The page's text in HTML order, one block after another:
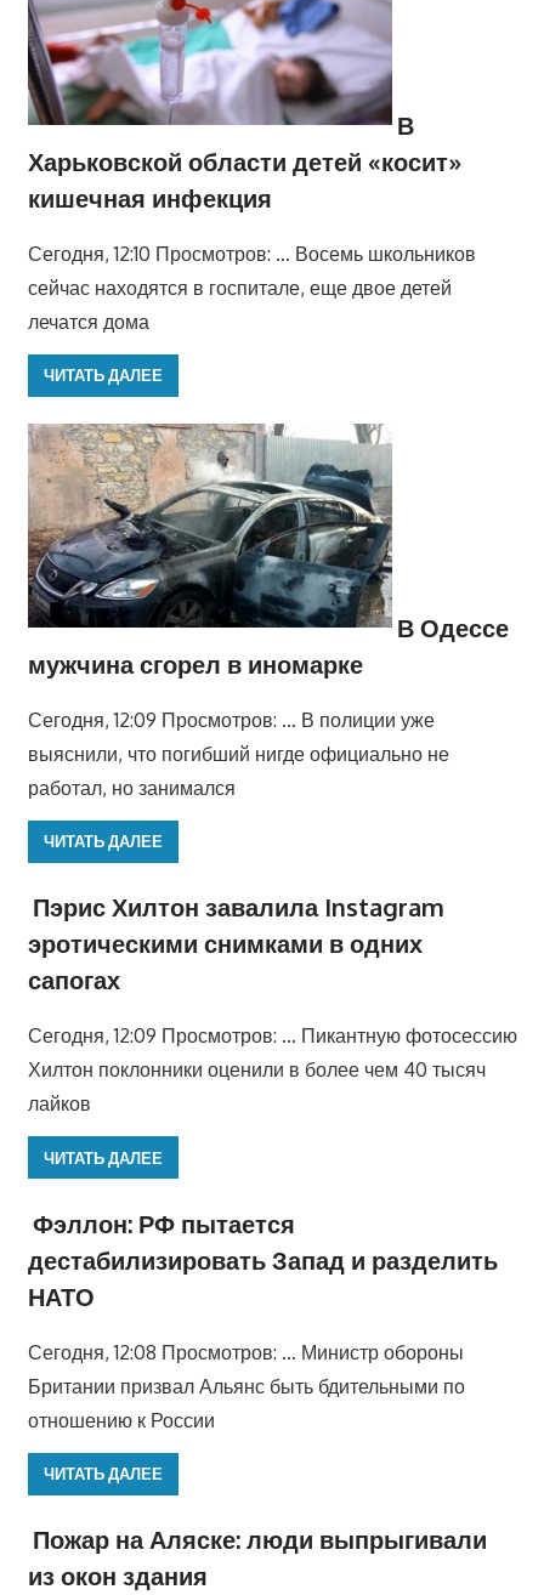
В
Харьковской области детей «косит»
кишечная инфекция
Сегодня, 12:10 Просмотров: … Восемь школьников
сейчас находятся в госпитале, еще двое детей
лечатся дома
ЧИТАТЬ ДАЛЕЕ
В Одессе
мужчина сгорел в иномарке
Сегодня, 12:09 Просмотров: … В полиции уже
выяснили, что погибший нигде официально не
работал, но занимался
ЧИТАТЬ ДАЛЕЕ
Пэрис Хилтон завалила Instagram
эротическими снимками в одних
сапогах
Сегодня, 12:09 Просмотров: … Пикантную фотосессию
Хилтон поклонники оценили в более чем 40 тысяч
лайков
ЧИТАТЬ ДАЛЕЕ
Фэллон: РФ пытается
дестабилизировать Запад и разделить
НАТО
Сегодня, 12:08 Просмотров: … Министр обороны
Британии призвал Альянс быть бдительными по
отношению к России
ЧИТАТЬ ДАЛЕЕ
Пожар на Аляске: люди выпрыгивали
из окон здания